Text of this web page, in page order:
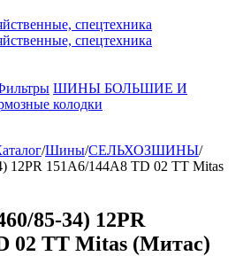
спецтехника
спецтехника
ШИНЫ БОЛЬШИЕ И
колодки
/Шины/СЕЛЬХОЗШИНЫ/
12PR 151A6/144A8 TD 02 TT Mitas
85-34) 12PR
02 TT Mitas (Митас)